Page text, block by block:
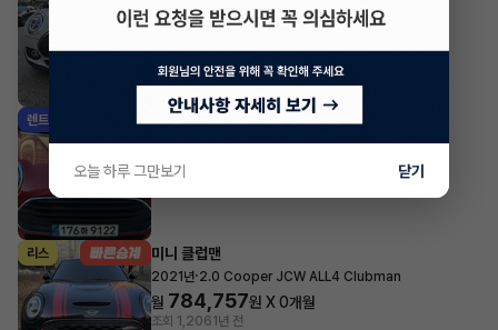
2021년·2.0 Cooper D Clubman
639,656
지원금2,000,000원
조회 1,3991년 전
렌트 미니 클럽맨
2023년·1.5 Cooper Classic Clubman
월722,590
리스 미니 클럽맨
2021년·2.0 Cooper JCW ALL4 Clubman
월 784,757원 X0개월
조회 1,2061년 전
오늘 하루 그만보기 닫기